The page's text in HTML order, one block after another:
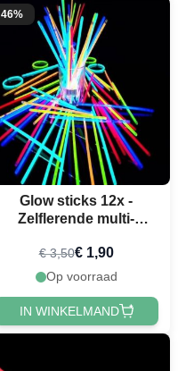
46%
Glow sticks 12x -
Zelflerende multi-
€ 3,50€ 1,90
Op voorraad
IN WINKELMAND